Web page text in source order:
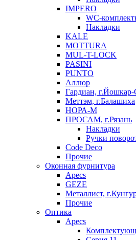
IMPERO
WC-
Накладки
KALE
MOTTURA
MUL-T-LOCK
PASINI
PUNTO
Аллюр
Гардиан, г.Йошкар-
Меттэм, г.Балашиха
НОРА-М
ПРОСАМ, г.Рязань
Накладки
Ручки
Code Deco
Прочие
Оконная фурнитура
Apecs
GEZE
Металлист,
Прочие
Оптика
Apecs